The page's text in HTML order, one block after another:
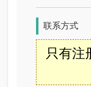
联系方式
只有注